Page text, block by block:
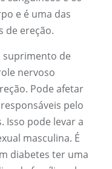
e é uma das
de ereção.
suprimento de
nervoso
Pode afetar
​​pelo
Isso pode levar a
masculina. É
diabetes ter uma